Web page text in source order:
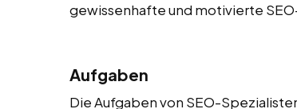
gewissenhafte und motivierte
Aufgaben
Die Aufgaben von SEO-